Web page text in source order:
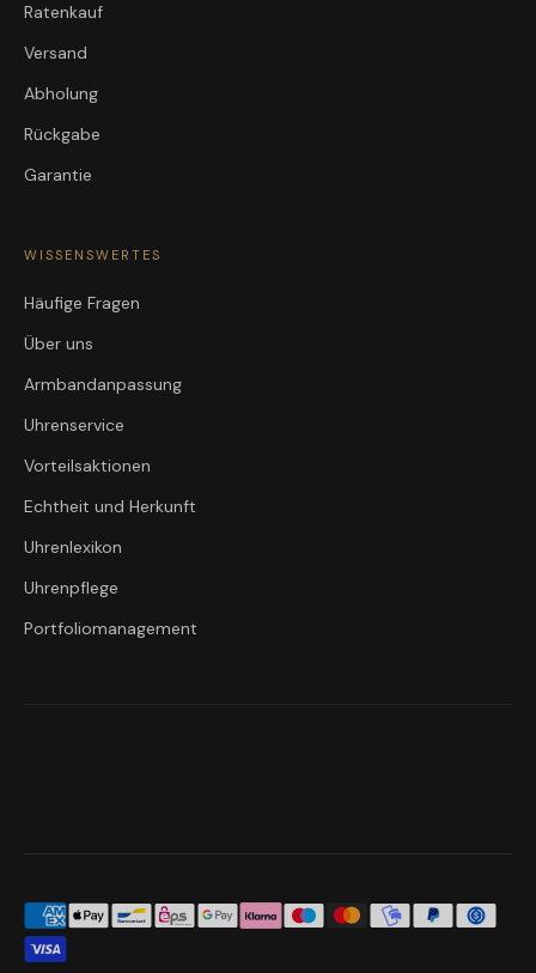
Ratenkauf
Versand
Abholung
Rückgabe
Garantie
WISSENSWERTES
Häufige Fragen
Über uns
Armbandanpassung
Uhrenservice
Vorteilsaktionen
Echtheit und Herkunft
Uhrenlexikon
Uhrenpflege
Portfoliomanagement